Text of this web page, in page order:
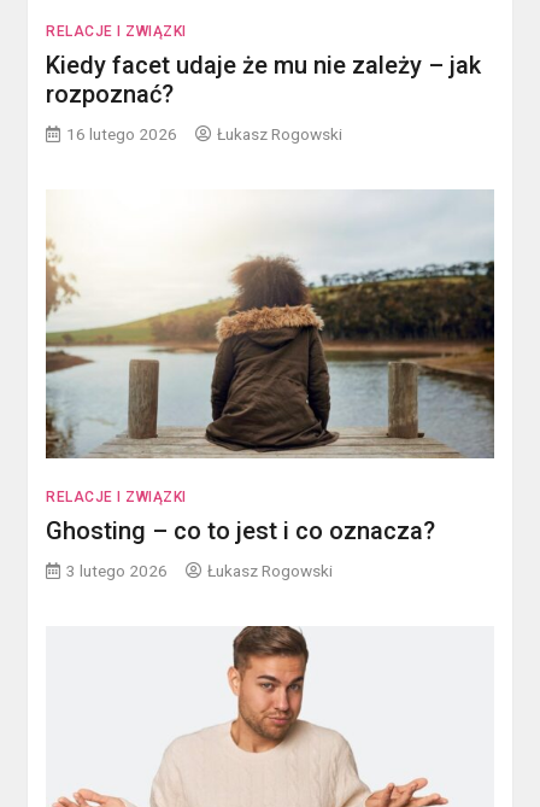
RELACJE I ZWIĄZKI
Kiedy facet udaje że mu nie zależy – jak
rozpoznać?
16 lutego 2026 Łukasz Rogowski
RELACJE I ZWIĄZKI
Ghosting – co to jest i co oznacza?
3 lutego 2026 Łukasz Rogowski